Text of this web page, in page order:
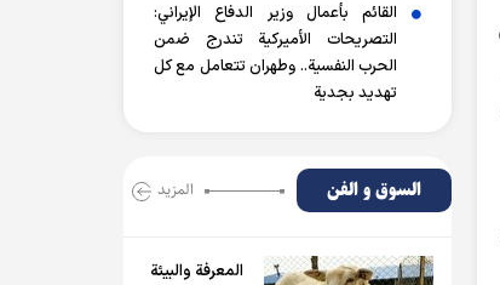
القائم بأعمال وزير الدفاع الإيراني:
التصريحات الأميركية تندرج ضمن
الحرب النفسية.. وطهران تتعامل مع كل
تهديد بجدية
السوق و الفن المزید
المعرفة والبيئة